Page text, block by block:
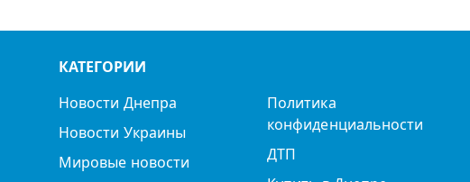
КАТЕГОРИИ
Новости Днепра
Новости Украины
Мировые новости
Политика
конфиденциальности
ДТП